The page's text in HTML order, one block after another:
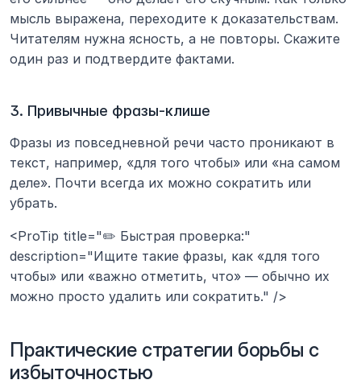
мысль выражена, переходите к доказательствам.
Читателям нужна ясность, а не повторы. Скажите
один раз и подтвердите фактами.
3. Привычные фразы-клише
Фразы из повседневной речи часто проникают в
текст, например, «для того чтобы» или «на самом
деле». Почти всегда их можно сократить или
убрать.
<ProTip title="✏️ Быстрая проверка:"
description="Ищите такие фразы, как «для того
чтобы» или «важно отметить, что» — обычно их
можно просто удалить или сократить." />
Практические стратегии борьбы с
избыточностью